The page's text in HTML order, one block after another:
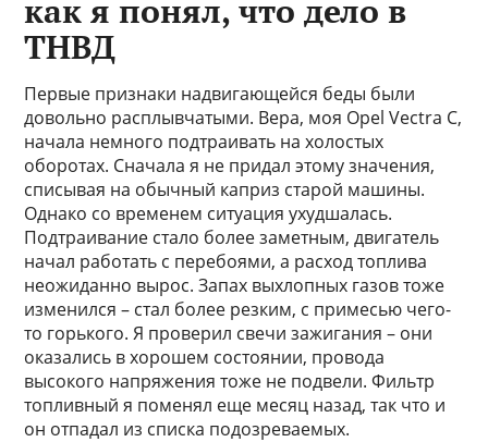
как я понял, что дело в
ТНВД
Первые признаки надвигающейся беды были
довольно расплывчатыми. Вера, моя Opel Vectra C,
начала немного подтраивать на холостых
оборотах. Сначала я не придал этому значения,
списывая на обычный каприз старой машины.
Однако со временем ситуация ухудшалась.
Подтраивание стало более заметным, двигатель
начал работать с перебоями, а расход топлива
неожиданно вырос. Запах выхлопных газов тоже
изменился – стал более резким, с примесью чего-
то горького. Я проверил свечи зажигания – они
оказались в хорошем состоянии, провода
высокого напряжения тоже не подвели. Фильтр
топливный я поменял еще месяц назад, так что и
он отпадал из списка подозреваемых.